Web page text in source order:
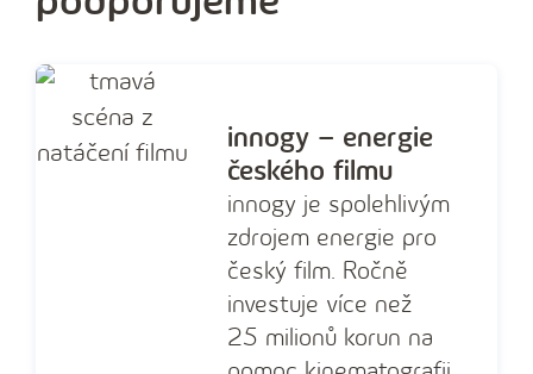
innogy – energie
českého filmu
innogy je spolehlivým
zdrojem energie pro
český film. Ročně
investuje více než
25 milionů korun na